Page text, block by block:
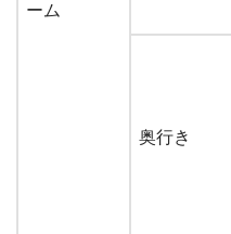
ーム
奥行き